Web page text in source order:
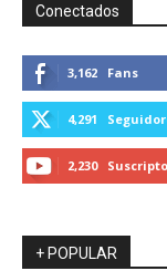
Conectados
3,162 Fans
4,291
2,230
+ POPULAR